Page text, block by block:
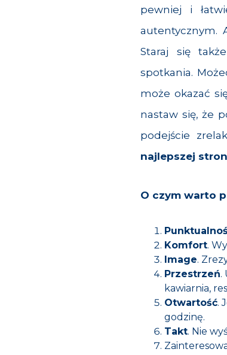
pewniej i
autentycznym.
Staraj się
spotkania.
może okazać
nastaw się, że
podejście
najlepszej
O czym warto
Komfort.
Image.
Przestrzeń.
kawiarnia,
Otwartość.
godzinę.
Takt. Nie